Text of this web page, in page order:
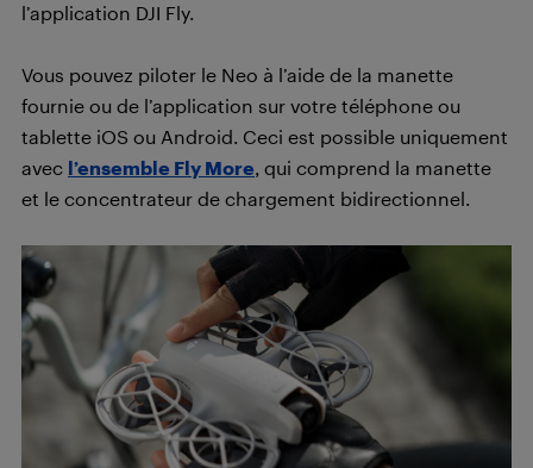
l’application DJI Fly.
Vous pouvez piloter le Neo à l’aide de la manette
fournie ou de l’application sur votre téléphone ou
tablette iOS ou Android. Ceci est possible uniquement
avec l’ensemble Fly More, qui comprend la manette
et le concentrateur de chargement bidirectionnel.